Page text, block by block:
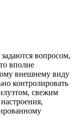
вопросом,
вполне
внешнему виду
контролировать
свежим